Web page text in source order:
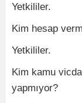
Yetkililer.
Kim hesap
Yetkililer.
Kim kamu
yapmıyor?